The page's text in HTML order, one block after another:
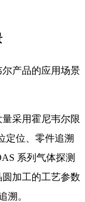
产品的应用场景
采用霍尼韦尔限
定位、零件追溯
系列气体探测
加工的工艺参数
溯。